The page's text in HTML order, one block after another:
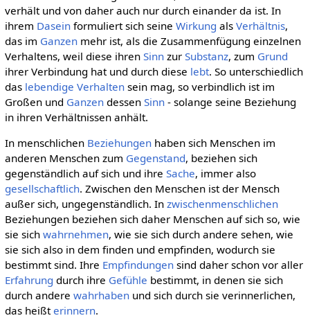
verhält und von daher auch nur durch einander da ist. In
ihrem Daseinformuliert sich seine Wirkung als Verhältnis,
das im Ganzenmehr ist, als die Zusammenfügung einzelnen
Verhaltens, weil diese ihren Sinnzur Substanz, zum Grund
ihrer Verbindung hat und durch diese lebt. So unterschiedlich
das lebendige Verhaltensein mag, so verbindlich ist im
Großen und Ganzendessen Sinn- solange seine Beziehung
in ihren Verhältnissen anhält.
In menschlichen Beziehungenhaben sich Menschen im
anderen Menschen zum Gegenstand, beziehen sich
gegenständlich auf sich und ihre Sache, immer also
gesellschaftlich. Zwischen den Menschen ist der Mensch
außer sich, ungegenständlich. In zwischenmenschlichen
Beziehungen beziehen sich daher Menschen auf sich so, wie
sie sich wahrnehmen, wie sie sich durch andere sehen, wie
sie sich also in dem finden und empfinden, wodurch sie
bestimmt sind. Ihre Empfindungensind daher schon vor aller
Erfahrung durch ihre Gefühle bestimmt, in denen sie sich
durch andere wahrhabenund sich durch sie verinnerlichen,
das heißterinnern.